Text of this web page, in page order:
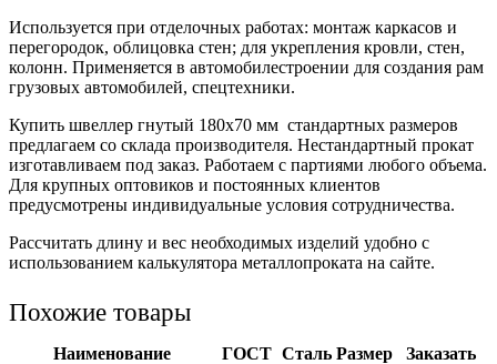
Используется при отделочных работах: монтаж каркасов и
перегородок, облицовка стен; для укрепления кровли, стен,
колонн. Применяется в автомобилестроении для создания рам
грузовых автомобилей, спецтехники.
Купить швеллер гнутый 180х70 мм стандартных размеров
предлагаем со склада производителя. Нестандартный прокат
изготавливаем под заказ. Работаем с партиями любого объема.
Для крупных оптовиков и постоянных клиентов
предусмотрены индивидуальные условия сотрудничества.
Рассчитать длину и вес необходимых изделий удобно с
использованием калькулятора металлопроката на сайте.
Похожие товары
Наименование ГОСТ Сталь Размер
Заказать